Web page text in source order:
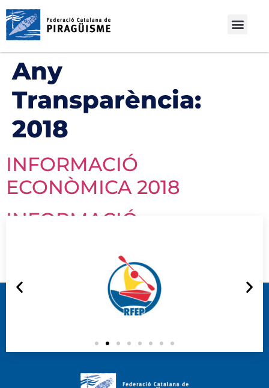
Any
Transparència:
2018
INFORMACIÓ
ECONÒMICA 2018
INFORMACIÓ